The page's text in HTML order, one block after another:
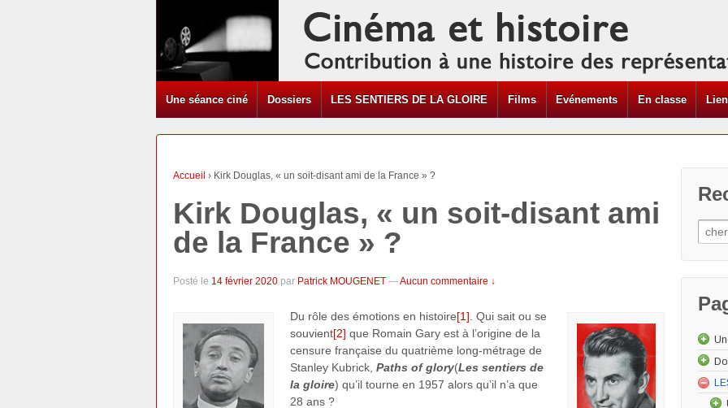
Une séance ciné Dossiers LES SENTIERS DE LA GLOIRE Films Evénements En classe
Accueil › Kirk Douglas, « un soit-disant ami de la France » ?
Kirk Douglas, « un soit-disant ami
de la France » ?
Posté le 14 février 2020 par Patrick MOUGENET —Aucun commentaire ↓
Du rôle des émotions en histoire[1] . Qui sait ou se
souvient[2] que Romain Gary est à l’origine de la
censure française du quatrième long-métrage de
Stanley Kubrick, Paths of glory(Les sentiers de
la gloire) qu’il tourne en 1957 alors qu’il n’a que
28 ans ?